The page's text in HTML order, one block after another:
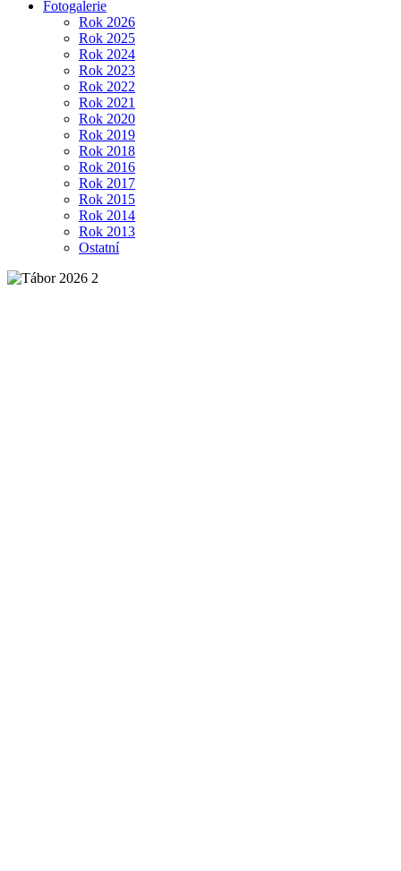
Fotogalerie
Rok 2026
Rok 2025
Rok 2024
Rok 2023
Rok 2022
Rok 2021
Rok 2020
Rok 2019
Rok 2018
Rok 2016
Rok 2017
Rok 2015
Rok 2014
Rok 2013
Ostatní